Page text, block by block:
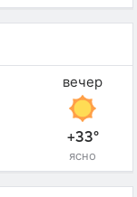
вечер
+33°
ясно